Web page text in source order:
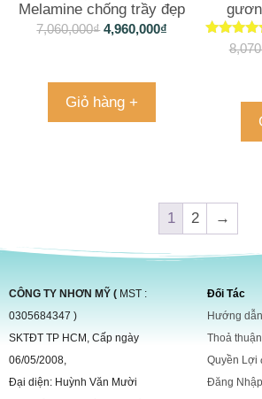
Melamine chống trầy đẹp
TB052
7,060,000₫ 4,960,000₫
Giỏ hàng +
Được
hạng
1 2 →
CÔNG TY NHƠN MỸ ( MST :
0305684347 )
SKTĐT TP HCM, Cấp ngày
06/05/2008,
Đại diện: Huỳnh Văn Mười
Đối Tác
Hướng
Thoả
Quyền Lợi
Đăng Nhập